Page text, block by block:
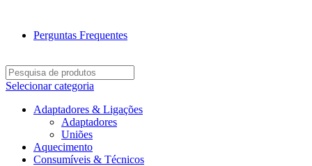
Perguntas Frequentes
Selecionar categoria
Adaptadores & Ligações
Adaptadores
Uniões
Aquecimento
Consumíveis & Técnicos